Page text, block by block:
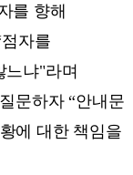
를 향해
자를
느냐"라며
문하자 “안내문
에 대한 책임을